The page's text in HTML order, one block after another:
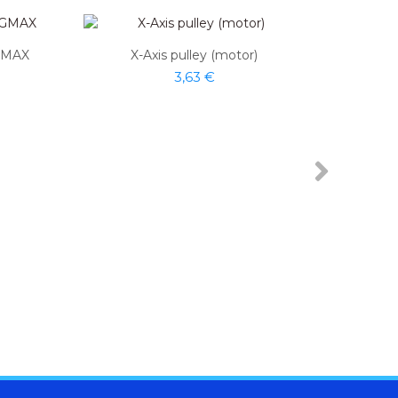
X-Axis pulley (motor)
3,63 €